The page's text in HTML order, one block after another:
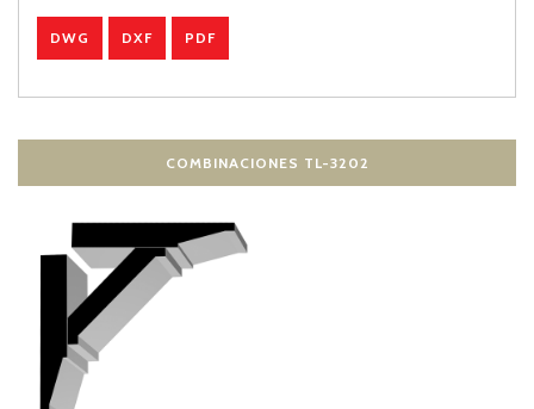
DWG DXF PDF
COMBINACIONES TL-3202